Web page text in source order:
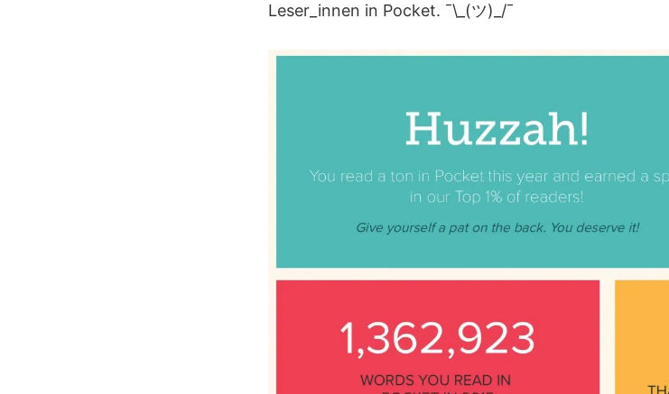
Leser_innen in Pocket. ¯\_(ツ)_/¯